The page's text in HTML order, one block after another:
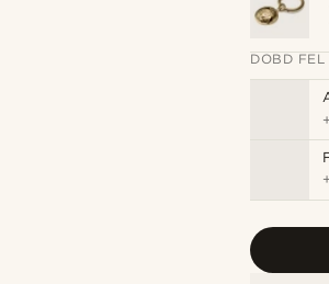
DOBD FEL